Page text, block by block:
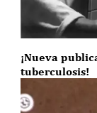
¡Nueva
tuberculosis!